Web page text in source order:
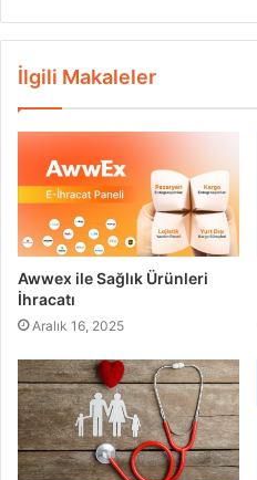
İlgili Makaleler
Awwex ile Sağlık Ürünleri
İhracatı
Aralık 16, 2025